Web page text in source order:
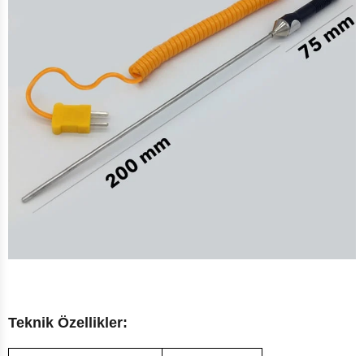
Teknik Özellikler: